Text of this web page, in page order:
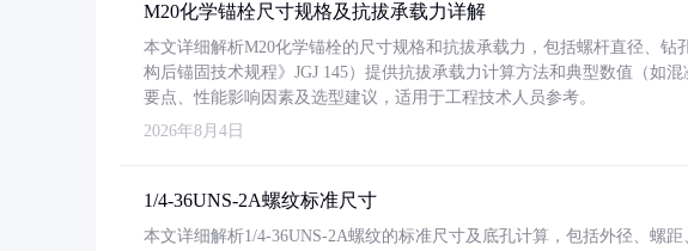
M20化学锚栓尺寸规格及抗拔承载力详解
本文详细解析M20化学锚栓的尺寸规格和抗拔承载力，包括螺杆直径、
构后锚固技术规程》JGJ 145）提供抗拔承载力计算方法和典型数值（如
要点、性能影响因素及选型建议，适用于工程技术人员参考。
2026年8月4日
1/4-36UNS-2A螺纹标准尺寸
本文详细解析1/4-36UNS-2A螺纹的标准尺寸及底孔计算，包括外径、螺